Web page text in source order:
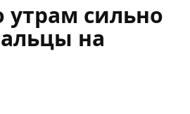
утрам сильно
на